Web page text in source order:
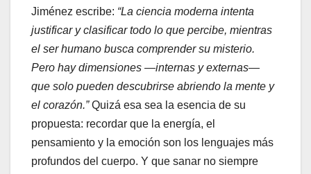
Jiménez escribe: “La ciencia moderna intenta
justificar y clasificar todo lo que percibe, mientras
el ser humano busca comprender su misterio.
Pero hay dimensiones —internas y externas—
que solo pueden descubrirse abriendo la mente y
el corazón.”Quizá esa sea la esencia de su
propuesta: recordar que la energía, el
pensamiento y la emoción son los lenguajes más
profundos del cuerpo. Y que sanar no siempre